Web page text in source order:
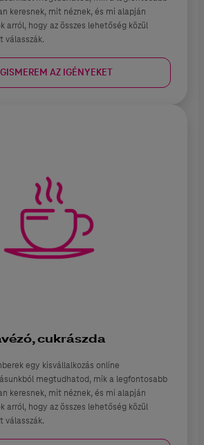
keresnek, mit néznek, és mi alapján
arról, hogy az összes lehetőség közül
válasszák.
AZ IGÉNYEKET
cukrászda
egy kisvállalkozás online
megtudhatod, mik a legfontosabb
keresnek, mit néznek, és mi alapján
arról, hogy az összes lehetőség közül
válasszák.